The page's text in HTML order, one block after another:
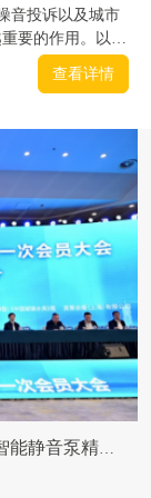
音投诉以及城市
要的作用。以其
以及行业领导喜
会流程
查看详情